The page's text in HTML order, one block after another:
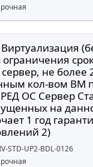
не более
кол-вом ВМ
ОС Сервер
на
1 год
2)
STD-UP2-BDL-0126